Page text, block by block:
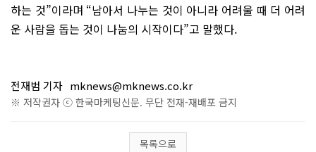
하는 것”이라며 “남아서 나누는 것이 아니라 어려울 때 더 어려
운 사람을 돕는 것이 나눔의 시작이다”고 말했다.
전재범 기자 mknews@mknews.co.kr
※ 저작권자 ⓒ 한국마케팅신문. 무단 전재-재배포 금지
목록으로